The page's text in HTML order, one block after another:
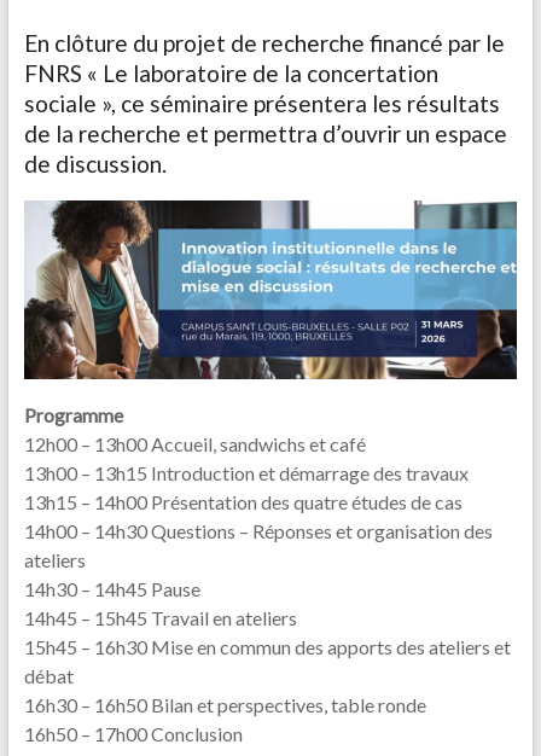
En clôture du projet de recherche financé par le
FNRS « Le laboratoire de la concertation
sociale », ce séminaire présentera les résultats
de la recherche et permettra d’ouvrir un espace
de discussion.
Programme
12h00 – 13h00 Accueil, sandwichs et café
13h00 – 13h15 Introduction et démarrage des travaux
13h15 – 14h00 Présentation des quatre études de cas
14h00 – 14h30 Questions – Réponses et organisation des
ateliers
14h30 – 14h45 Pause
14h45 – 15h45 Travail en ateliers
15h45 – 16h30 Mise en commun des apports des ateliers et
débat
16h30 – 16h50 Bilan et perspectives, table ronde
16h50 – 17h00 Conclusion